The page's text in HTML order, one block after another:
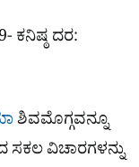
ಕನಿಷ್ಠ ದರ:
ಶಿವಮೊಗ್ಗವನ್ನೂ
ವಿಚಾರಗಳನ್ನು